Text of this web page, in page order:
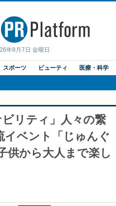
年8月7日 金曜日
スポーツ ビューティ 医療・科学
リティ」人々の繋
イベント「じゅんぐ
供から大人まで楽し